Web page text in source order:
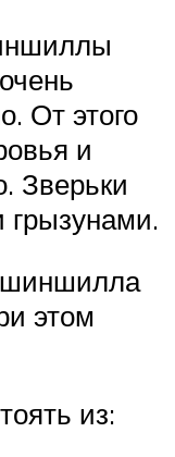
От этого
и
Зверьки
шиншилла
этом
из: